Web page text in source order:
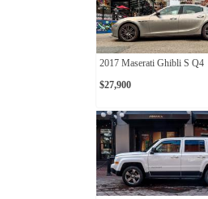
2017 Maserati Ghibli S Q4
$27,900